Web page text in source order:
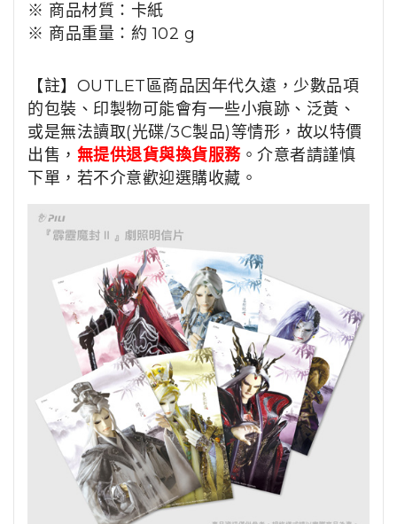
※ 商品材質：卡紙
※ 商品重量：約 102 g
【註】OUTLET區商品因年代久遠，少數品項
的包裝、印製物可能會有一些小痕跡、泛黃、
或是無法讀取(光碟/3C製品)等情形，故以特價
出售， 無提供退貨與換貨服務。介意者請謹慎
下單，若不介意歡迎選購收藏。